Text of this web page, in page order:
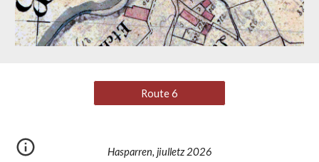
Route 6
Hasparren, jiulletz 2026